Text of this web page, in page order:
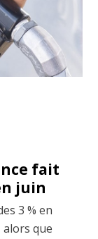
fait
juin
3 % en
alors que